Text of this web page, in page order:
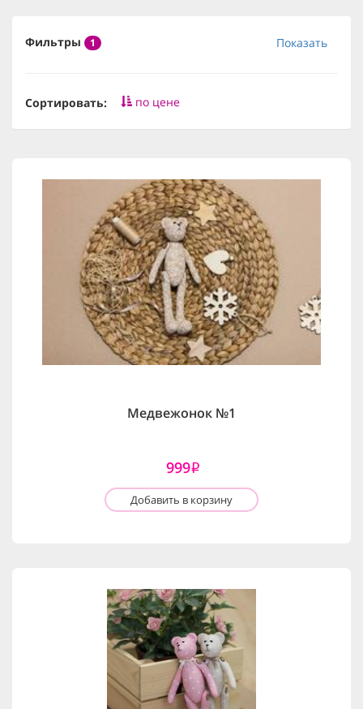
Фильтры 1 Показать
Сортировать: по цене
Медвежонок №1
999i
Добавить в корзину